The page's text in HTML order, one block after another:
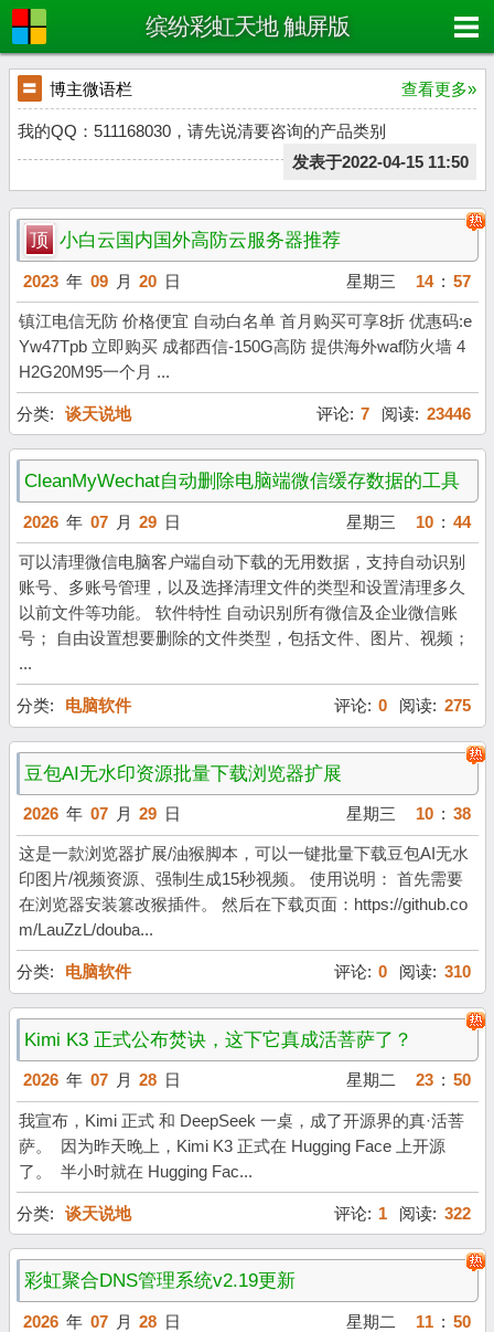
缤纷彩虹天地 触屏版
〓 博主微语栏 查看更多»
我的QQ：511168030，请先说清要咨询的产品类别
发表于2022-04-15 11:50
顶 小白云国内国外高防云服务器推荐
2023 年 09 月 20 日 星期三 14 : 57
镇江电信无防 价格便宜 自动白名单 首月购买可享8折 优惠码:e
Yw47Tpb 立即购买 成都西信-150G高防 提供海外waf防火墙 4
H2G20M95一个月 ...
分类: 谈天说地 评论: 7 阅读: 23446
CleanMyWechat自动删除电脑端微信缓存数据的工具
2026 年 07 月 29 日 星期三 10 : 44
可以清理微信电脑客户端自动下载的无用数据，支持自动识别
账号、多账号管理，以及选择清理文件的类型和设置清理多久
以前文件等功能。 软件特性 自动识别所有微信及企业微信账
号； 自由设置想要删除的文件类型，包括文件、图片、视频；
...
分类: 电脑软件 评论: 0 阅读: 275
豆包AI无水印资源批量下载浏览器扩展
2026 年 07 月 29 日 星期三 10 : 38
这是一款浏览器扩展/油猴脚本，可以一键批量下载豆包AI无水
印图片/视频资源、强制生成15秒视频。 使用说明： 首先需要
在浏览器安装篡改猴插件。 然后在下载页面：https://github.co
m/LauZzL/douba...
分类: 电脑软件 评论: 0 阅读: 310
Kimi K3 正式公布焚诀，这下它真成活菩萨了？
2026 年 07 月 28 日 星期二 23 : 50
我宣布，Kimi 正式 和 DeepSeek 一桌，成了开源界的真·活菩
萨。 因为昨天晚上，Kimi K3 正式在 Hugging Face 上开源
了。 半小时就在 Hugging Fac...
分类: 谈天说地 评论: 1 阅读: 322
彩虹聚合DNS管理系统v2.19更新
2026 年 07 月 28 日 星期二 11 : 50